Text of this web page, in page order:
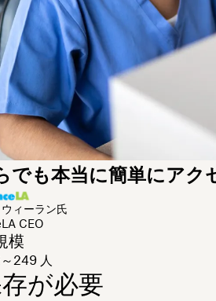
も本当に簡単にアク
ィーラン氏
CEO
模
249 人
が必要